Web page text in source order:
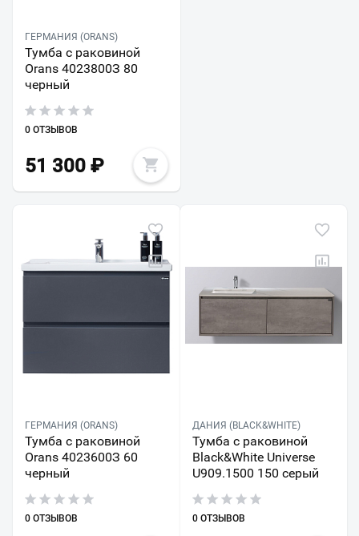
ГЕРМАНИЯ (ORANS)
Тумба с раковиной
Orans 4023800З 80
черный
0 ОТЗЫВОВ
51 300 ₽
ГЕРМАНИЯ (ORANS)
Тумба с раковиной
Orans 4023600З 60
черный
0 ОТЗЫВОВ
ДАНИЯ (BLACK&WHITE)
Тумба с раковиной
Black&White Universe
U909.1500 150 серый
0 ОТЗЫВОВ